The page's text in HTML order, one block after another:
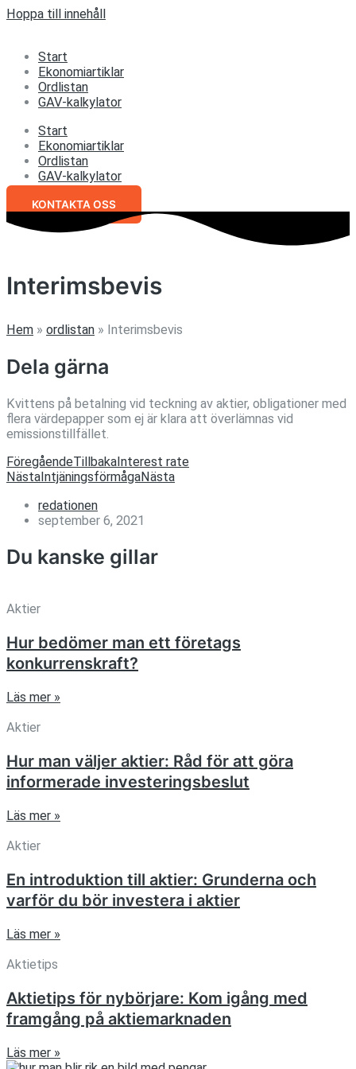
Hoppa till innehåll
Start
Ekonomiartiklar
Ordlistan
GAV-kalkylator
Start
Ekonomiartiklar
Ordlistan
GAV-kalkylator
KONTAKTA OSS
Interimsbevis
Hem » ordlistan » Interimsbevis
Dela gärna
Kvittens på betalning vid teckning av aktier, obligationer med
flera värdepapper som ej är klara att överlämnas vid
emissionstillfället.
FöregåendeTillbakaInterest rate
NästaIntjäningsförmågaNästa
redationen
september 6, 2021
Du kanske gillar
Aktier
Hur bedömer man ett företags
konkurrenskraft?
Läs mer »
Aktier
Hur man väljer aktier: Råd för att göra
informerade investeringsbeslut
Läs mer »
Aktier
En introduktion till aktier: Grunderna och
varför du bör investera i aktier
Läs mer »
Aktietips
Aktietips för nybörjare: Kom igång med
framgång på aktiemarknaden
Läs mer »